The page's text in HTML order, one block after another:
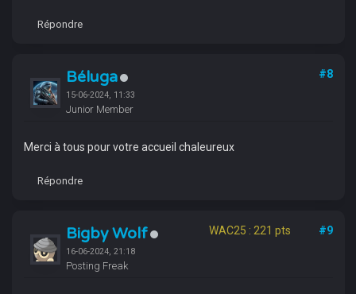
Répondre
Béluga
15-06-2024, 11:33
Junior Member
#8
Merci à tous pour votre accueil chaleureux
Répondre
Bigby Wolf
16-06-2024, 21:18
Posting Freak
WAC25 : 221 pts #9